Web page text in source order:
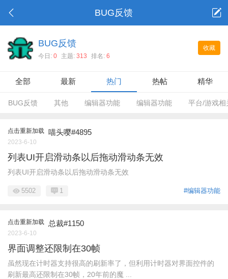
BUG反馈
收藏
BUG反馈
今日: 0 主题: 313 排名: 6
全部 最新 热门 热帖 精华
BUG反馈 其他 编辑器功能 编辑器功能 平台/游戏相
点击重新加载 喵头嘤#4895
2023-6-10
列表UI开启滑动条以后拖动滑动条无效
列表UI开启滑动条以后拖动滑动条无效
#编辑器功能
5502 1
点击重新加载 总裁#1150
2023-6-10
界面调整还限制在30帧
虽然现在计时器支持很高的刷新率了，但利用计时器对界面控件的
刷新最高还限制在30帧，20年前的魔 ...